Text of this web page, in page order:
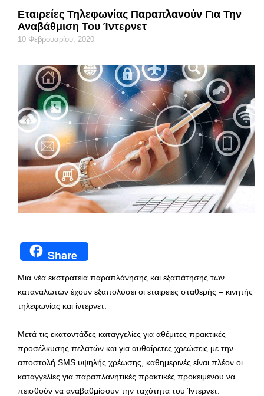
Εταιρείες Τηλεφωνίας Παραπλανούν Για Την
Αναβάθμιση Του Ίντερνετ
10 Φεβρουαρίου, 2020
Share
Μια νέα εκστρατεία παραπλάνησης και εξαπάτησης των
καταναλωτών έχουν εξαπολύσει οι εταιρείες σταθερής – κινητής
τηλεφωνίας και ίντερνετ.
Μετά τις εκατοντάδες καταγγελίες για αθέμιτες πρακτικές
προσέλκυσης πελατών και για αυθαίρετες χρεώσεις με την
αποστολή SMS υψηλής χρέωσης, καθημερινές είναι πλέον οι
καταγγελίες για παραπλανητικές πρακτικές προκειμένου να
πεισθούν να αναβαθμίσουν την ταχύτητα του Ίντερνετ.